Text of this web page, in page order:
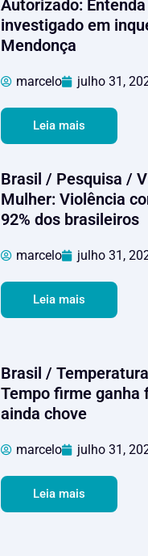
Autorizado:
investigado em
Mendonça
marcelo julho 31,
Leia mais
Brasil / Pesquisa /
Mulher: Violência
92% dos brasileiros
marcelo julho 31,
Leia mais
Brasil /
Tempo firme ganha
ainda chove
marcelo julho 31,
Leia mais